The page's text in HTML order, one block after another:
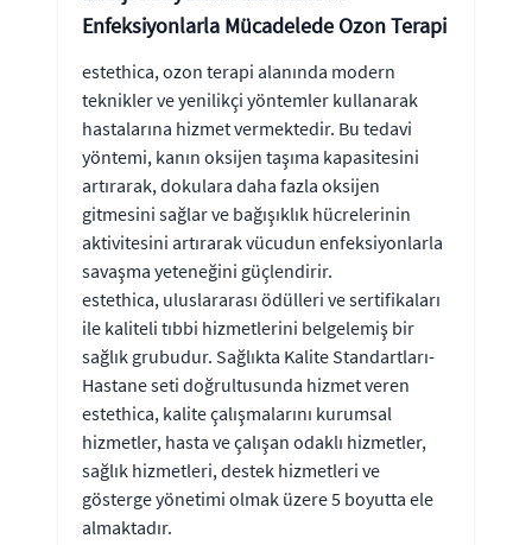
Enfeksiyonlarla Mücadelede Ozon Terapi
estethica, ozon terapi alanında modern
teknikler ve yenilikçi yöntemler kullanarak
hastalarına hizmet vermektedir. Bu tedavi
yöntemi, kanın oksijen taşıma kapasitesini
artırarak, dokulara daha fazla oksijen
gitmesini sağlar ve bağışıklık hücrelerinin
aktivitesini artırarak vücudun enfeksiyonlarla
savaşma yeteneğini güçlendirir.
estethica, uluslararası ödülleri ve sertifikaları
ile kaliteli tıbbi hizmetlerini belgelemiş bir
sağlık grubudur. Sağlıkta Kalite Standartları-
Hastane seti doğrultusunda hizmet veren
estethica, kalite çalışmalarını kurumsal
hizmetler, hasta ve çalışan odaklı hizmetler,
sağlık hizmetleri, destek hizmetleri ve
gösterge yönetimi olmak üzere 5 boyutta ele
almaktadır.